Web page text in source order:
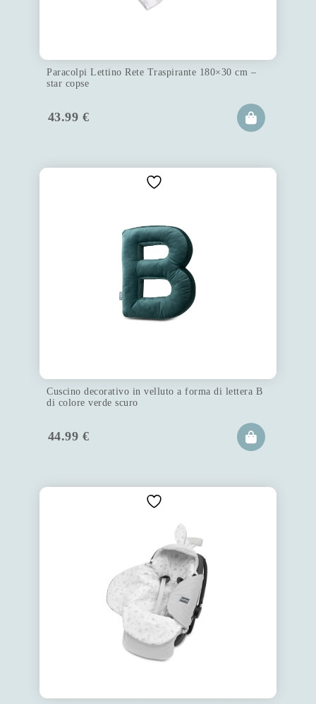
Paracolpi Lettino Rete Traspirante 180×30 cm –
star copse
43.99 €
Cuscino decorativo in velluto a forma di lettera B
di colore verde scuro
44.99 €